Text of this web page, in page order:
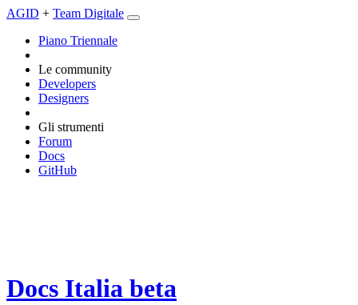
AGID + Team Digitale
Piano Triennale
Le community
Developers
Designers
Gli strumenti
Forum
Docs
GitHub
Docs Italia beta